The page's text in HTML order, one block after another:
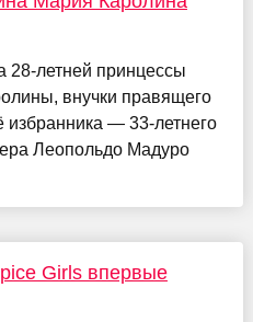
28-летней принцессы
внучки правящего
избранника — 33-летнего
Леопольдо Мадуро
Girls впервые